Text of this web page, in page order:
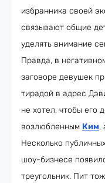
избранника своей
связывают общие
уделять внимание
Правда, в
заговоре девушек
тирадой в адрес
не хотел, чтобы его
возлюбленным Ким,
Несколько
шоу-бизнесе
треугольник. Пит